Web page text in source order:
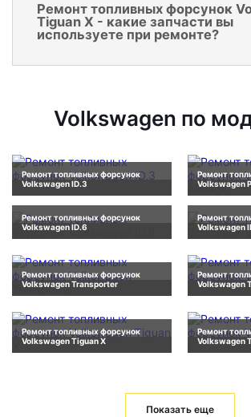
Ремонт топливных форсунок
Tiguan X - какие запчасти вы
используете при ремонте?
Volkswagen по
Ремонт топливных форсунок
Volkswagen ID.3
Ремонт
Volkswagen
Ремонт топливных форсунок
Volkswagen ID.6
Ремонт
Volkswagen
Ремонт топливных форсунок
Volkswagen Transporter
Ремонт
Volkswagen
Ремонт топливных форсунок
Volkswagen Tiguan X
Ремонт
Volkswagen
Показать еще